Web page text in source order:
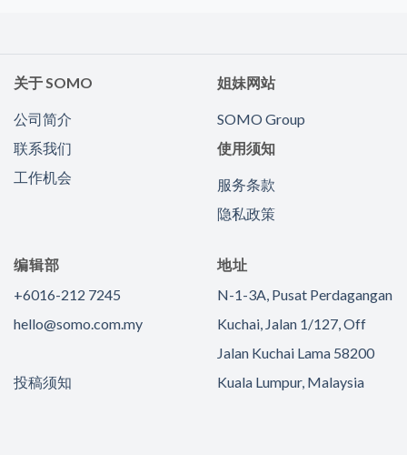
关于 SOMO
公司简介
联系我们
工作机会
姐妹网站
SOMO Group
使用须知
服务条款
隐私政策
编辑部
+6016-212 7245
hello@somo.com.my
投稿须知
地址
N-1-3A, Pusat Perdagangan
Kuchai, Jalan 1/127, Off
Jalan Kuchai Lama 58200
Kuala Lumpur, Malaysia